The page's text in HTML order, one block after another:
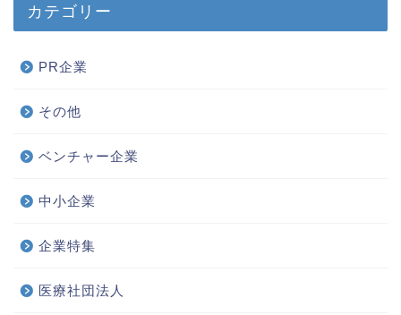
カテゴリー
PR企業
その他
ベンチャー企業
中小企業
企業特集
医療社団法人